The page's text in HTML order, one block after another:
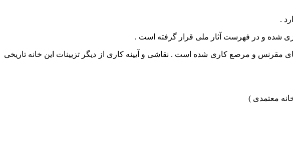
.
شده و در فهرست آثار ملی قرار گرفته است .
اتاق های مقرنس و مرصع کاری شده است . نقاشی و آیینه کاری از دیگر تزیینات این خانه تاریخی